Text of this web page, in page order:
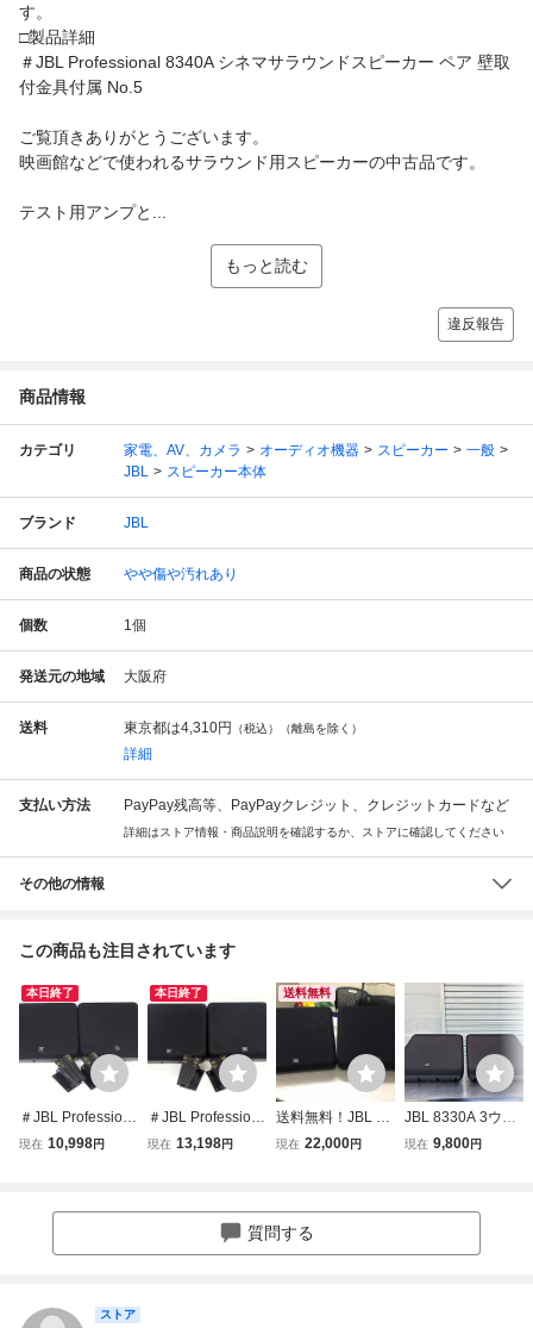
す。
□製品詳細
＃JBL Professional 8340A シネマサラウンドスピーカー ペア 壁取
付金具付属 No.5
ご覧頂きありがとうございます。
映画館などで使われるサラウンド用スピーカーの中古品です。
テスト用アンプと...
もっと読む
違反報告
商品情報
カテゴリ 家電、AV、カメラ オーディオ機器 スピーカー
一般
JBL
スピーカー本体
ブランド JBL
商品の状態 やや傷や汚れあり
個数 1個
発送元の地域 大阪府
送料 東京都は4,310円 （税込）（離島を除く）
詳細
支払い方法 PayPay残高等、PayPayクレジット、クレジットカードなど
詳細はストア情報・商品説明を確認するか、ストアに確認してください
その他の情報
この商品も注目されています
本日終了
＃JBL Profession
al 8330A シネマサ
現在 10,998円
本日終了
＃JBL Profession
al 8340A シネマサ
現在 13,198円
送料無料
送料無料！JBL Pr
ofessional 8340A
館やホールにおす
すめ！【K1125M
現在 22,000円
JBL 8330A 3ウェ
イフルレンジ・サ
現在 9,800円
質問する
ストア